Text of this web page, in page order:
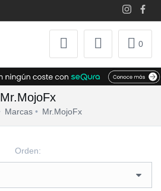
0
Mr.MojoFx
Marcas Mr.MojoFx
Orden: